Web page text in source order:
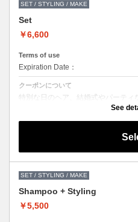
SET / STYLING / MAKE
Set
￥6,600
Terms of use
Expiration Date：
クーポンについて
特別な日のヘア、結婚式やパーティ
アップスタイル、ダウンスタイル
●営業時間外でのご予約もご相談く
●担当者により指名料がかかるため
See
SET / STYLING / MAKE
Shampoo + Styling
￥5,500